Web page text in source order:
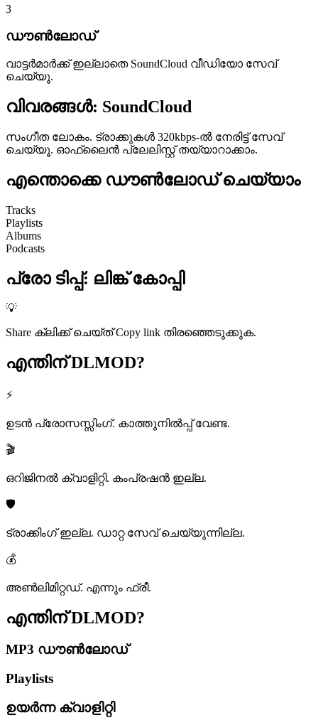
3
ഡൗൺലോഡ്
വാട്ടർമാർക്ക് ഇല്ലാതെ SoundCloud വീഡിയോ സേവ്
ചെയ്യൂ.
വിവരങ്ങൾ: SoundCloud
സംഗീത ലോകം. ട്രാക്കുകൾ 320kbps-ൽ നേരിട്ട് സേവ്
ചെയ്യൂ. ഓഫ്‌ലൈൻ പ്ലേലിസ്റ്റ് തയ്യാറാക്കാം.
എന്തൊക്കെ ഡൗൺലോഡ് ചെയ്യാം
Tracks
Playlists
Albums
Podcasts
പ്രോ ടിപ്പ്: ലിങ്ക് കോപ്പി
💡
Share ക്ലിക്ക് ചെയ്ത് Copy link തിരഞ്ഞെടുക്കുക.
എന്തിന് DLMOD?
⚡
ഉടൻ പ്രോസസ്സിംഗ്. കാത്തുനിൽപ്പ് വേണ്ട.
🎬
ഒറിജിനൽ ക്വാളിറ്റി. കംപ്രഷൻ ഇല്ല.
🛡️
ട്രാക്കിംഗ് ഇല്ല. ഡാറ്റ സേവ് ചെയ്യുന്നില്ല.
💰
അൺലിമിറ്റഡ്. എന്നും ഫ്രീ.
എന്തിന് DLMOD?
MP3 ഡൗൺലോഡ്
Playlists
ഉയർന്ന ക്വാളിറ്റി